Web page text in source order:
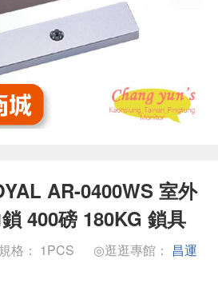
AR-0400WS 室外
400磅 180KG 鎖具
格： 1PCS ◎逛逛專館： 昌運